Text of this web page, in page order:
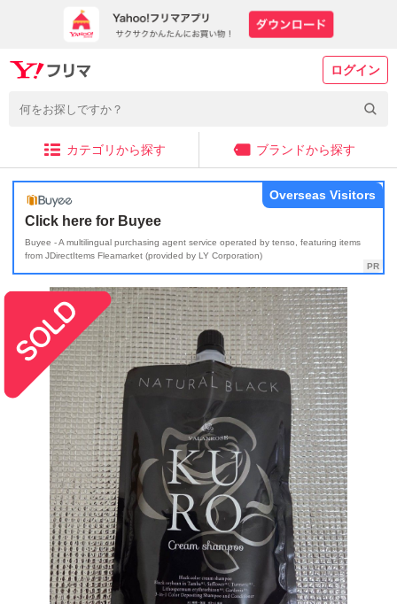
ログイン
カテゴリから探す ブランドから探す
Click here for Buyee
Buyee - A multilingual purchasing agent service operated by tenso, featuring items
from JDirectItems Fleamarket (provided by LY Corporation)
Overseas Visitors